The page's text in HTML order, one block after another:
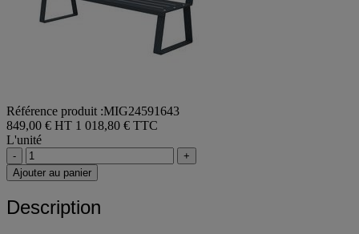
Référence produit :MIG24591643
849,00 € HT 1 018,80 € TTC
L'unité
-
+
Ajouter au panier
Description